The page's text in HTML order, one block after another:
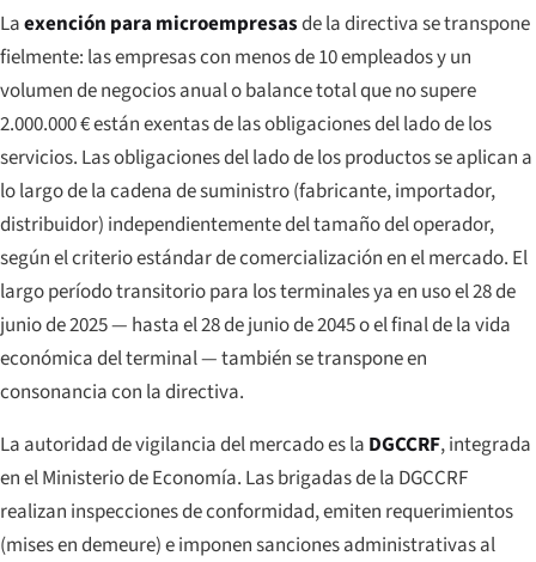
Laexención para microempresasde la directiva se transpone
fielmente: las empresas con menos de 10 empleados y un
volumen de negocios anual o balance total que no supere
2.000.000 € están exentas de las obligaciones del lado de los
servicios. Las obligaciones del lado de los productos se aplican a
lo largo de la cadena de suministro (fabricante, importador,
distribuidor) independientemente del tamaño del operador,
según el criterio estándar de comercialización en el mercado. El
largo período transitorio para los terminales ya en uso el 28 de
junio de 2025 — hasta el 28 de junio de 2045 o el final de la vida
económica del terminal — también se transpone en
consonancia con la directiva.
La autoridad de vigilancia del mercado es la DGCCRF, integrada
en el Ministerio de Economía. Las brigadas de la DGCCRF
realizan inspecciones de conformidad, emiten requerimientos
(mises en demeure) e imponen sanciones administrativas al